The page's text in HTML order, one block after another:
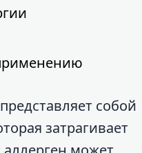
собой
затрагивает